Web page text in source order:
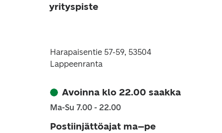
yrityspiste
Harapaisentie 57-59, 53504
Lappeenranta
Avoinna klo 22.00 saakka
Ma-Su 7.00 - 22.00
Postiinjättöajat ma–pe